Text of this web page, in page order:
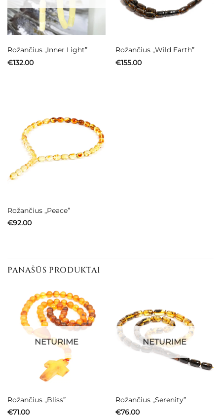
Rožančius „Inner Light”
€132.00
Rožančius „Wild Earth”
€155.00
Rožančius „Peace”
€92.00
PANAŠŪS PRODUKTAI
NETURIME
Rožančius „Bliss”
€71.00
NETURIME
Rožančius „Serenity”
€76.00